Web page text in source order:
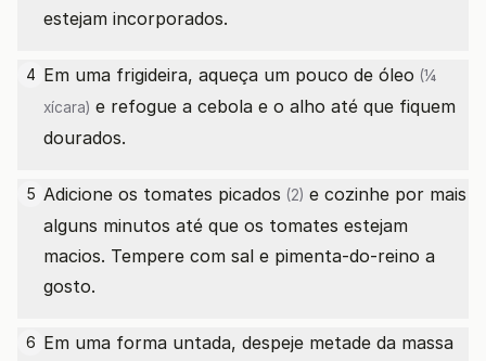
estejam incorporados.
4 Em uma frigideira, aqueça um pouco de óleo (¼
xícara) e refogue a cebola e o alho até que fiquem
dourados.
5 Adicione os tomates picados (2) e cozinhe por mais
alguns minutos até que os tomates estejam
macios. Tempere com sal e pimenta-do-reino a
gosto.
6 Em uma forma untada, despeje metade da massa